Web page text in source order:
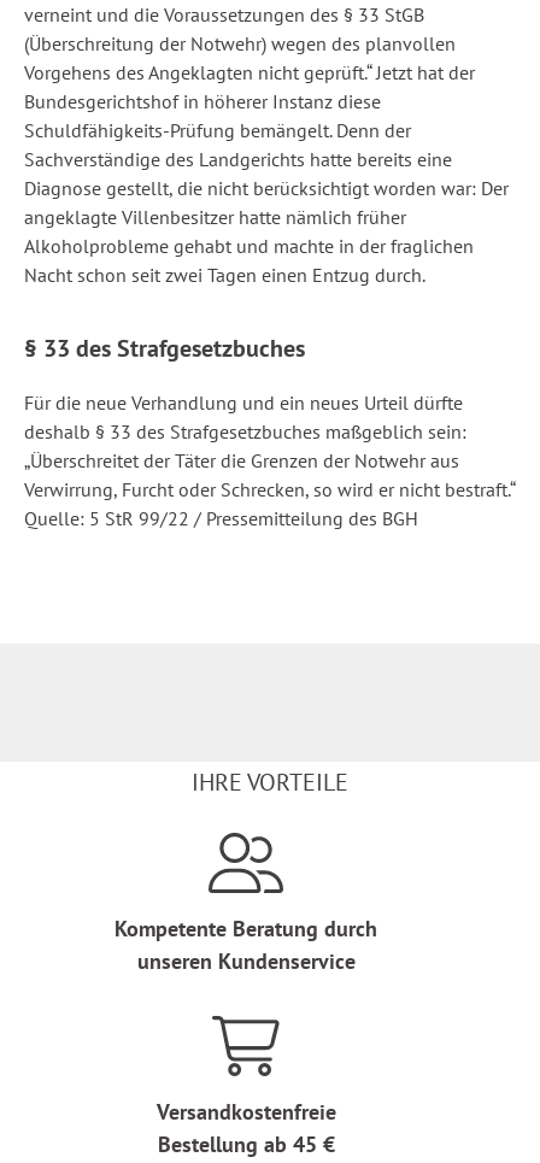
verneint und die Voraussetzungen des § 33 StGB
(Überschreitung der Notwehr) wegen des planvollen
Vorgehens des Angeklagten nicht geprüft.“ Jetzt hat der
Bundesgerichtshof in höherer Instanz diese
Schuldfähigkeits-Prüfung bemängelt. Denn der
Sachverständige des Landgerichts hatte bereits eine
Diagnose gestellt, die nicht berücksichtigt worden war: Der
angeklagte Villenbesitzer hatte nämlich früher
Alkoholprobleme gehabt und machte in der fraglichen
Nacht schon seit zwei Tagen einen Entzug durch.
§ 33 des Strafgesetzbuches
Für die neue Verhandlung und ein neues Urteil dürfte
deshalb § 33 des Strafgesetzbuches maßgeblich sein:
„Überschreitet der Täter die Grenzen der Notwehr aus
Verwirrung, Furcht oder Schrecken, so wird er nicht bestraft.“
Quelle: 5 StR 99/22 / Pressemitteilung des BGH
IHRE VORTEILE
Kompetente Beratung durch
unseren Kundenservice
Versandkostenfreie
Bestellung ab 45 €